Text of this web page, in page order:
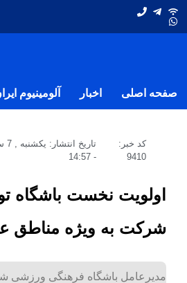
صفحه اصلی
اخبار آلومینیوم
کد خبر:
9410
تاریخ انتشار: یکشنبه , 7 سپتامبر , 2025
-
14:57
اولویت نخست باشگاه
شرکت به ویژه مناطق
مدیرعامل باشگاه فرهنگی ورزشی